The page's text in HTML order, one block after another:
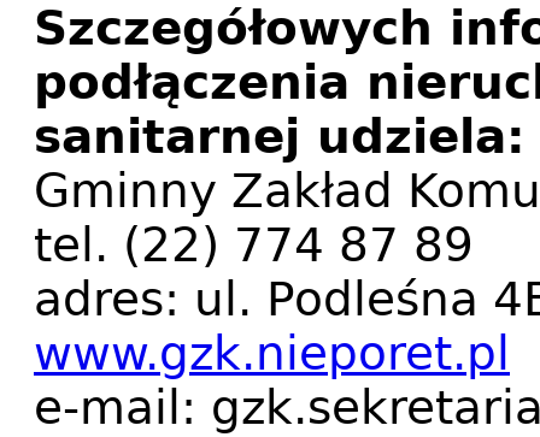
Szczegółowych
podłączenia
sanitarnej udziela:
Gminny Zakład
tel. (22) 774 87 89
adres: ul. Podleśna
www.gzk.nieporet.pl
e-mail: